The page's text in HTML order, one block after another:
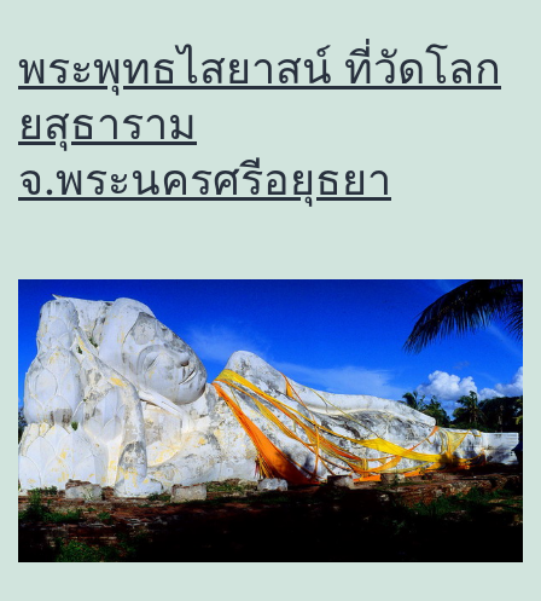
พระพุทธไสยาสน์ ที่วัดโลก
ยสุธาราม
จ.พระนครศรีอยุธยา